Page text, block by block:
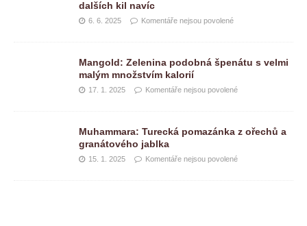
dalších kil navíc
6. 6. 2025 Komentáře nejsou povolené
Mangold: Zelenina podobná špenátu s velmi
malým množstvím kalorií
17. 1. 2025 Komentáře nejsou povolené
Muhammara: Turecká pomazánka z ořechů a
granátového jablka
15. 1. 2025 Komentáře nejsou povolené